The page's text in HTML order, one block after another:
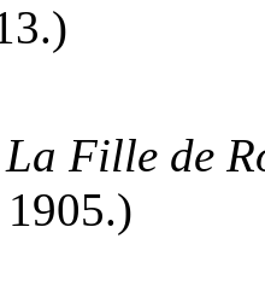
La Fille de